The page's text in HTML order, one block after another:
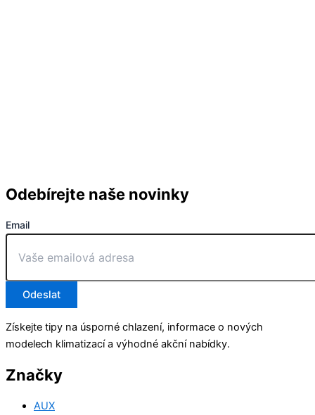
Odebírejte naše novinky
Email
Odeslat
Získejte tipy na úsporné chlazení, informace o nových
modelech klimatizací a výhodné akční nabídky.
Značky
AUX